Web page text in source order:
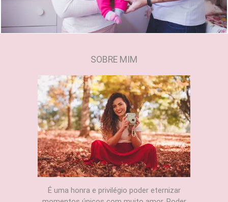
SOBRE MIM
É uma honra e privilégio poder eternizar